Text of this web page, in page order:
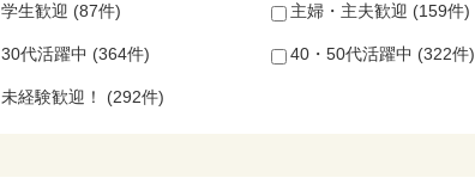
学生歓迎 (87件) 主婦・主夫歓迎 (159件)
30代活躍中 (364件) 40・50代活躍中 (322件)
未経験歓迎！ (292件)